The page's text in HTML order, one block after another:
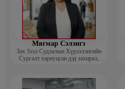
Мягмар Сэлэнгэ
Зах Зээл Судлалын Хүрээлэнгийн
Сургалт хариуцсан дэд захирал,